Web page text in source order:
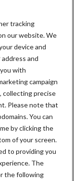
tracking
our website. We
device and
and
with
campaign
collecting precise
Please note that
You can
by clicking the
of your screen.
to providing you
The
the following
nieuws